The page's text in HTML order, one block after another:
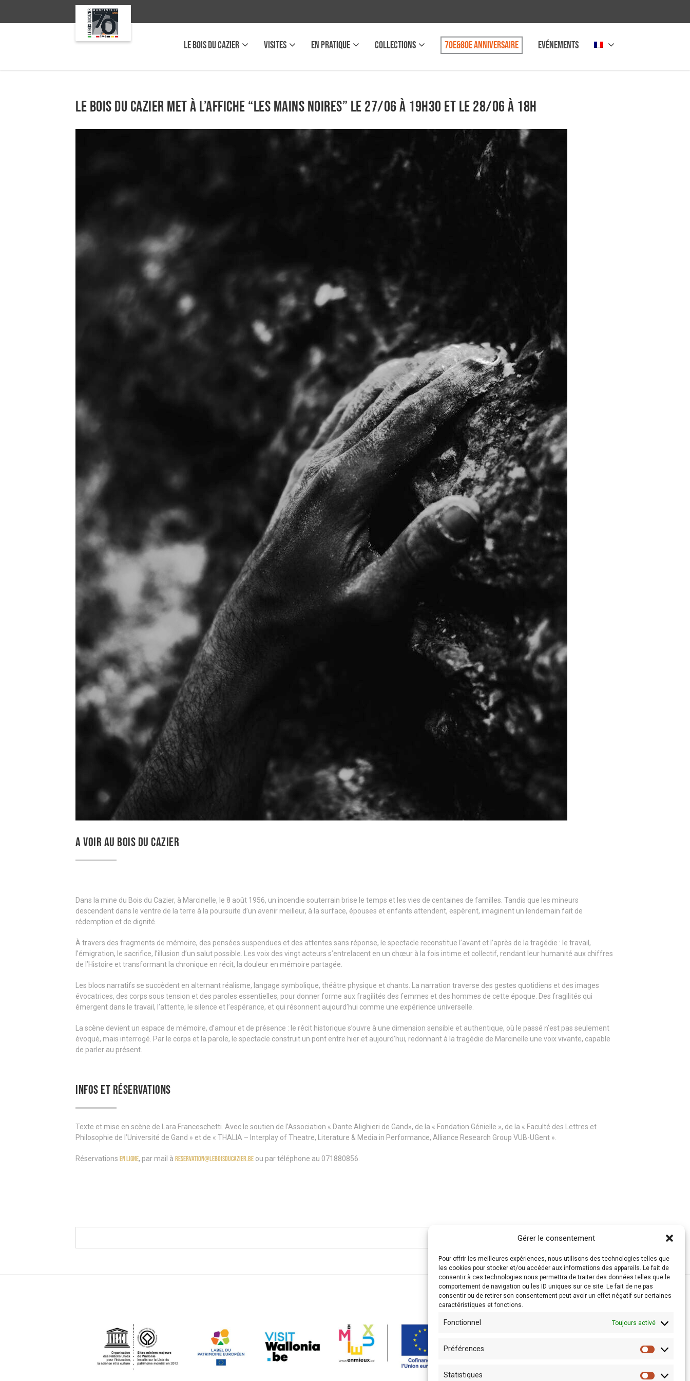
Gérer le consentement
Pour offrir les meilleures expériences, nous utilisons des technologies telles que
les cookies pour stocker et/ou accéder aux informations des appareils. Le fait de
consentir à ces technologies nous permettra de traiter des données telles que le
comportement de navigation ou les ID uniques sur ce site. Le fait de ne pas
consentir ou de retirer son consentement peut avoir un effet négatif sur certaines
caractéristiques et fonctions.
Fonctionnel Toujours activé
Préférences
Statistiques
LE BOIS DU CAZIER VISITES EN PRATIQUE COLLECTIONS 70e&80e anniversaire Evénements
Le Bois du Cazier met à l’affiche “Les mains noires” le 27/06 à 19h30 et le 28/06 à 18h
A VOIR AU BOIS DU CAZIER
Dans la mine du Bois du Cazier, à Marcinelle, le 8 août 1956, un incendie souterrain brise le temps et les vies de centaines de familles. Tandis que les mineurs
descendent dans le ventre de la terre à la poursuite d’un avenir meilleur, à la surface, épouses et enfants attendent, espèrent, imaginent un lendemain fait de
rédemption et de dignité.
À travers des fragments de mémoire, des pensées suspendues et des attentes sans réponse, le spectacle reconstitue l’avant et l’après de la tragédie : le travail,
l’émigration, le sacrifice, l’illusion d’un salut possible. Les voix des vingt acteurs s’entrelacent en un chœur à la fois intime et collectif, rendant leur humanité aux chiffres
de l’Histoire et transformant la chronique en récit, la douleur en mémoire partagée.
Les blocs narratifs se succèdent en alternant réalisme, langage symbolique, théâtre physique et chants. La narration traverse des gestes quotidiens et des images
évocatrices, des corps sous tension et des paroles essentielles, pour donner forme aux fragilités des femmes et des hommes de cette époque. Des fragilités qui
émergent dans le travail, l’attente, le silence et l’espérance, et qui résonnent aujourd’hui comme une expérience universelle.
La scène devient un espace de mémoire, d’amour et de présence : le récit historique s’ouvre à une dimension sensible et authentique, où le passé n’est pas seulement
évoqué, mais interrogé. Par le corps et la parole, le spectacle construit un pont entre hier et aujourd’hui, redonnant à la tragédie de Marcinelle une voix vivante, capable
de parler au présent.
INFOS ET RÉSERVATIONS
Texte et mise en scène de Lara Franceschetti. Avec le soutien de l’Association « Dante Alighieri de Gand», de la « Fondation Génielle », de la « Faculté des Lettres et
Philosophie de l’Université de Gand » et de « THALIA – Interplay of Theatre, Literature & Media in Performance, Alliance Research Group VUB-UGent ».
Réservations en ligne, par mail à reservation@leboisducazier.be ou par téléphone au 071880856.